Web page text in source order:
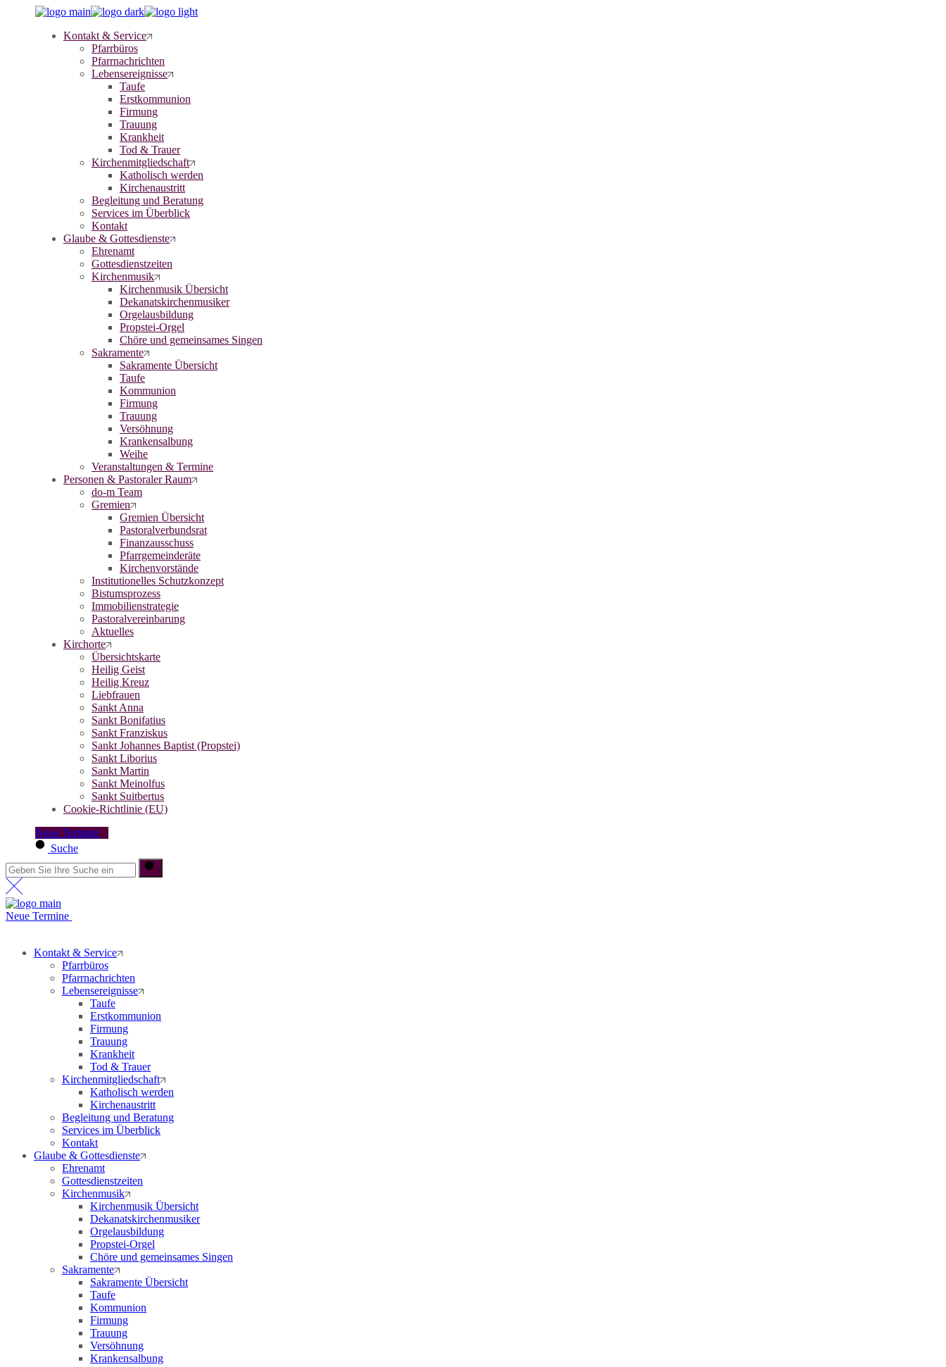
Kontakt & Service
Pfarrbüros
Pfarrnachrichten
Lebensereignisse
Taufe
Erstkommunion
Firmung
Trauung
Krankheit
Tod & Trauer
Kirchenmitgliedschaft
Katholisch werden
Kirchenaustritt
Begleitung und Beratung
Services im Überblick
Kontakt
Glaube & Gottesdienste
Ehrenamt
Gottesdienstzeiten
Kirchenmusik
Kirchenmusik Übersicht
Dekanatskirchenmusiker
Orgelausbildung
Propstei-Orgel
Chöre und gemeinsames Singen
Sakramente
Sakramente Übersicht
Taufe
Kommunion
Firmung
Trauung
Versöhnung
Krankensalbung
Weihe
Veranstaltungen & Termine
Personen & Pastoraler Raum
do-m Team
Gremien
Gremien Übersicht
Pastoralverbundsrat
Finanzausschuss
Pfarrgemeinderäte
Kirchenvorstände
Institutionelles Schutzkonzept
Bistumsprozess
Immobilienstrategie
Pastoralvereinbarung
Aktuelles
Kirchorte
Übersichtskarte
Heilig Geist
Heilig Kreuz
Liebfrauen
Sankt Anna
Sankt Bonifatius
Sankt Franziskus
Sankt Johannes Baptist (Propstei)
Sankt Liborius
Sankt Martin
Sankt Meinolfus
Sankt Suitbertus
Cookie-Richtlinie (EU)
Neue Termine
Suche
Neue Termine
Kontakt & Service
Pfarrbüros
Pfarrnachrichten
Lebensereignisse
Taufe
Erstkommunion
Firmung
Trauung
Krankheit
Tod & Trauer
Kirchenmitgliedschaft
Katholisch werden
Kirchenaustritt
Begleitung und Beratung
Services im Überblick
Kontakt
Glaube & Gottesdienste
Ehrenamt
Gottesdienstzeiten
Kirchenmusik
Kirchenmusik Übersicht
Dekanatskirchenmusiker
Orgelausbildung
Propstei-Orgel
Chöre und gemeinsames Singen
Sakramente
Sakramente Übersicht
Taufe
Kommunion
Firmung
Trauung
Versöhnung
Krankensalbung